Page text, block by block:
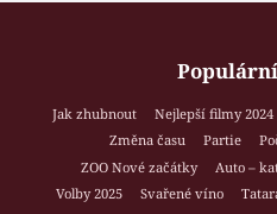
Jak zhubnout Nejlepší filmy 2024
Změna času
Partie
ZOO Nové začátky
Auto –
Volby 2025
Svařené víno